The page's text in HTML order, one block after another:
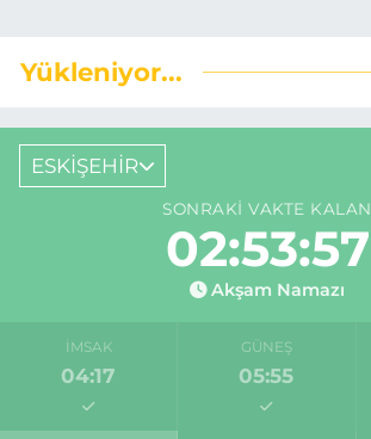
Yükleniyor...
ESKİŞEHİR
SONRAKI VAKTE KALAN
02:53:57
Akşam Namazı
İMSAK
04:17
GÜNEŞ
05:55